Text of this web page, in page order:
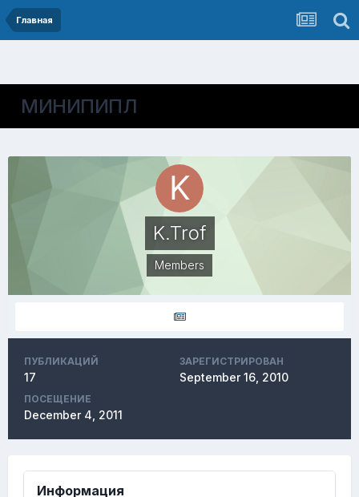
Главная
МИНИПИПЛ
K.Trof
Members
ПУБЛИКАЦИЙ
17
ЗАРЕГИСТРИРОВАН
September 16, 2010
ПОСЕЩЕНИЕ
December 4, 2011
Информация